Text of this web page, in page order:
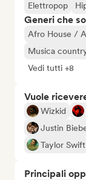
Elettropop
Generi che
Afro House /
Musica
Vedi tutti +8
Vuole
Wizkid
Justin
Taylor Swift
Principali